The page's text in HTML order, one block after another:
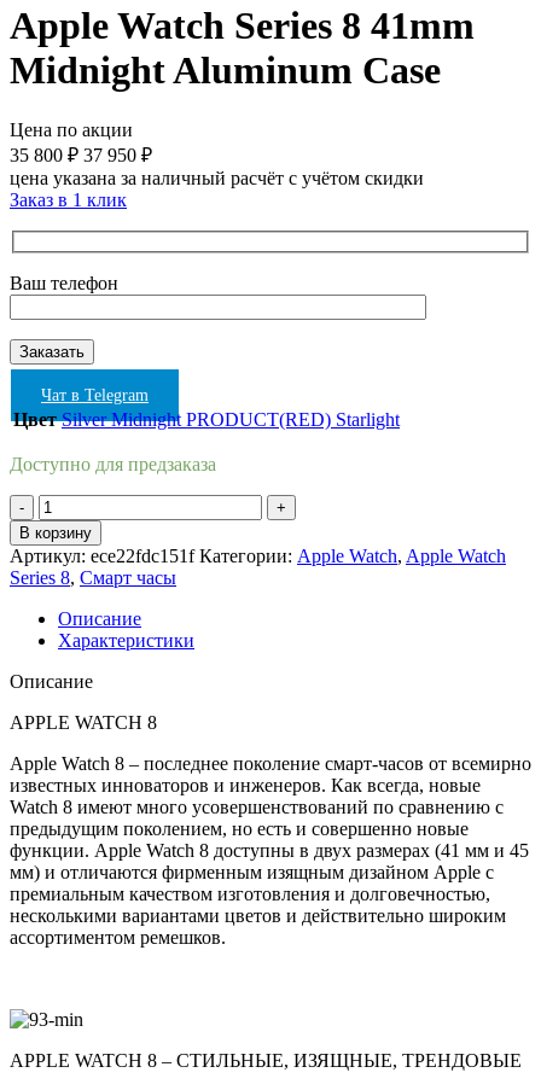
Apple Watch Series 8 41mm
Midnight Aluminum Case
Цена по акции
35 800 ₽ 37 950 ₽
цена указана за наличный расчёт с учётом скидки
Заказ в 1 клик
Ваш телефон
Чат в Telegram
Цвет SilverMidnightPRODUCT(RED) Starlight
Доступно для предзаказа
Количество
товара
Apple
Watch
Series
8
41mm
Midnight
Aluminum
В корзину
Артикул: ece22fdc151fКатегории: Apple Watch, Apple Watch
Series 8, Смарт часы
Описание
Характеристики
Описание
APPLE WATCH 8
Apple Watch 8 – последнее поколение смарт-часов от всемирно
известных инноваторов и инженеров. Как всегда, новые
Watch 8 имеют много усовершенствований по сравнению с
предыдущим поколением, но есть и совершенно новые
функции. Apple Watch 8 доступны в двух размерах (41 мм и 45
мм) и отличаются фирменным изящным дизайном Apple с
премиальным качеством изготовления и долговечностью,
несколькими вариантами цветов и действительно широким
ассортиментом ремешков.
APPLE WATCH 8 – СТИЛЬНЫЕ, ИЗЯЩНЫЕ, ТРЕНДОВЫЕ